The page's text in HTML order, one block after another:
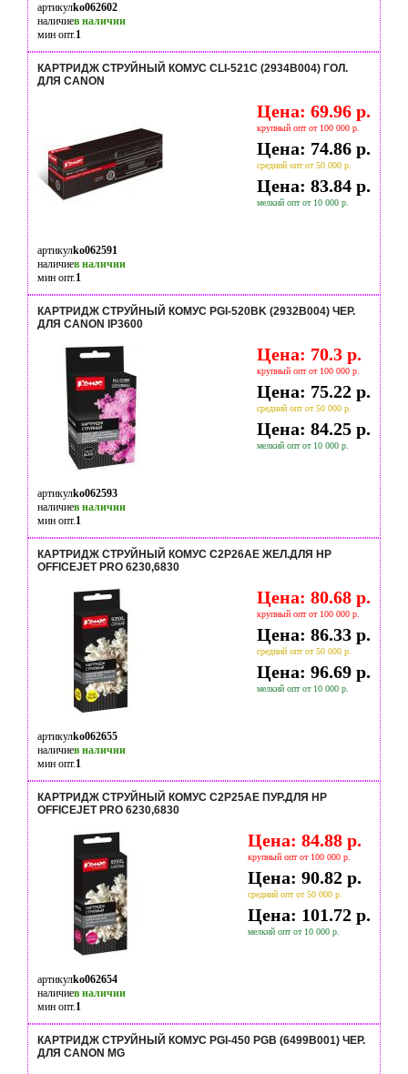
артикулko062602
наличиев наличии
мин опт.1
КАРТРИДЖ СТРУЙНЫЙ КОМУС CLI-521C (2934B004) ГОЛ.
ДЛЯ CANON
Цена: 69.96 р.
крупный опт от 100 000 р.
Цена: 74.86 р.
средний опт от 50 000 р.
Цена: 83.84 р.
мелкий опт от 10 000 р.
артикулko062591
наличиев наличии
мин опт.1
КАРТРИДЖ СТРУЙНЫЙ КОМУС PGI-520BK (2932B004) ЧЕР.
ДЛЯ CANON IP3600
Цена: 70.3 р.
крупный опт от 100 000 р.
Цена: 75.22 р.
средний опт от 50 000 р.
Цена: 84.25 р.
мелкий опт от 10 000 р.
артикулko062593
наличиев наличии
мин опт.1
КАРТРИДЖ СТРУЙНЫЙ КОМУС C2P26AE ЖЕЛ.ДЛЯ HP
OFFICEJET PRO 6230,6830
Цена: 80.68 р.
крупный опт от 100 000 р.
Цена: 86.33 р.
средний опт от 50 000 р.
Цена: 96.69 р.
мелкий опт от 10 000 р.
артикулko062655
наличиев наличии
мин опт.1
КАРТРИДЖ СТРУЙНЫЙ КОМУС C2P25AE ПУР.ДЛЯ HP
OFFICEJET PRO 6230,6830
Цена: 84.88 р.
крупный опт от 100 000 р.
Цена: 90.82 р.
средний опт от 50 000 р.
Цена: 101.72 р.
мелкий опт от 10 000 р.
артикулko062654
наличиев наличии
мин опт.1
КАРТРИДЖ СТРУЙНЫЙ КОМУС PGI-450 PGB (6499B001) ЧЕР.
ДЛЯ CANON MG